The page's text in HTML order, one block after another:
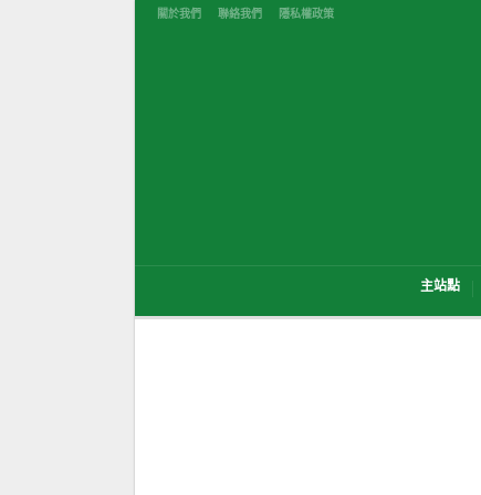
關於我們 聯絡我們 隱私權政策
主站點